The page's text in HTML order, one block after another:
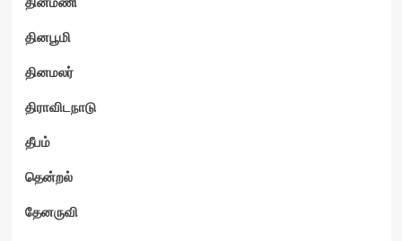
தினபூமி
தினமலர்
திராவிடநாடு
தீபம்
தென்றல்
தேனருவி